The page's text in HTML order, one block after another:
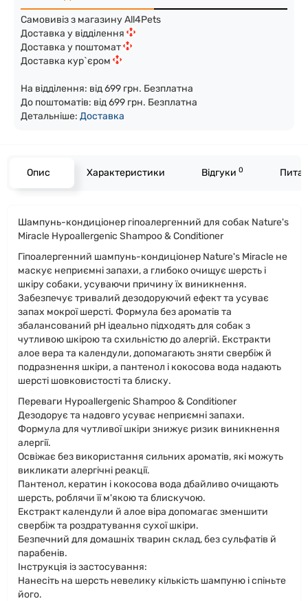
Самовивіз з магазину All4Pets
Доставка у відділення
Доставка у поштомат
Доставка кур`єром
На відділення: від 699 грн. Безплатна
До поштоматів: від 699 грн. Безплатна
Детальніше: Доставка
Опис Характеристики Відгуки 0
Шампунь-кондиціонер гіпоалергенний для собак Nature's
Miracle Hypoallergenic Shampoo & Conditioner
Гіпоалергенний шампунь-кондиціонер Nature's Miracle не
маскує неприємні запахи, а глибоко очищує шерсть і
шкіру собаки, усуваючи причину їх виникнення.
Забезпечує тривалий дезодоруючий ефект та усуває
запах мокрої шерсті. Формула без ароматів та
збалансований pH ідеально підходять для собак з
чутливою шкірою та схильністю до алергій. Екстракти
алое вера та календули, допомагають зняти свербіж й
подразнення шкіри, а пантенол і кокосова вода надають
шерсті шовковистості та блиску.
Переваги Hypoallergenic Shampoo & Conditioner
Дезодорує та надовго усуває неприємні запахи.
Формула для чутливої ​​шкіри знижує ризик виникнення
алергії.
Освіжає без використання сильних ароматів, які можуть
викликати алергічні реакції.
Пантенол, кератин і кокосова вода дбайливо очищають
шерсть, роблячи її м'якою та блискучою.
Екстракт календули й алое віра допомагає зменшити
свербіж та роздратування сухої шкіри.
Безпечний для домашніх тварин склад, без сульфатів й
парабенів.
Інструкція із застосування:
Нанесіть на шерсть невелику кількість шампуню і спіньте
його.